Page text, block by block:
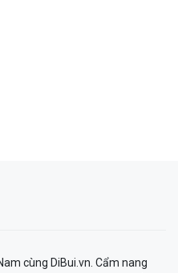
cùng DiBui.vn. Cẩm nang